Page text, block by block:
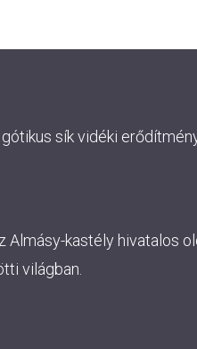
sík vidéki
kastély hivatalos
világban.